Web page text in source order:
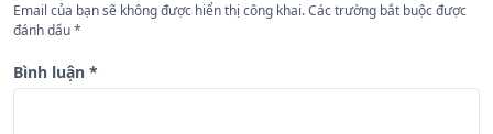
b
à
i
Email của bạn sẽ không được hiển thị công khai.Các trường bắt buộc được
đánh dấu*
Bình luận *